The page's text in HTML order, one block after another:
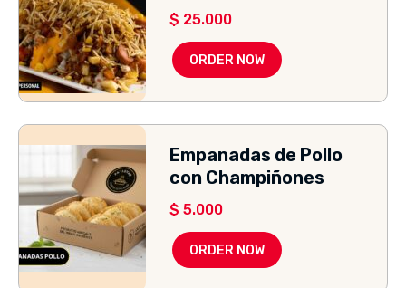
$ 25.000
ORDER NOW
Empanadas de Pollo
con Champiñones
$ 5.000
ORDER NOW